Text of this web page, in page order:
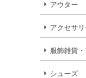
アウター
アクセサリ
服飾雑貨
シューズ